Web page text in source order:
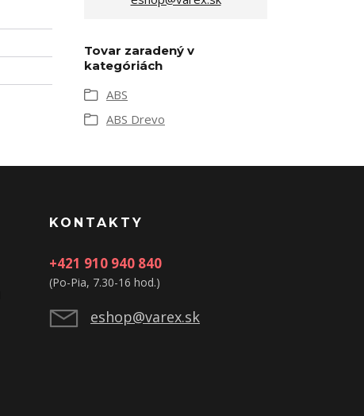
Tovar zaradený v
kategóriách
ABS
ABS Drevo
KONTAKTY
+421 910 940 840
(Po-Pia, 7.30-16 hod.)
eshop@varex.sk